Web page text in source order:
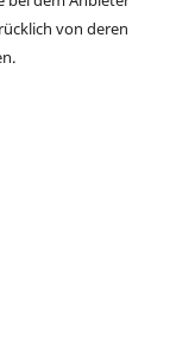
von deren